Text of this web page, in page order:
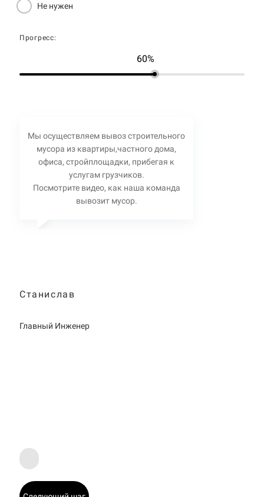
Не нужен
Прогресс:
60%
Мы осуществляем вывоз строительного
мусора из квартиры,частного дома,
офиса, стройплощадки, прибегая к
услугам грузчиков.
Посмотрите видео, как наша команда
вывозит мусор.
Станислав
Главный Инженер